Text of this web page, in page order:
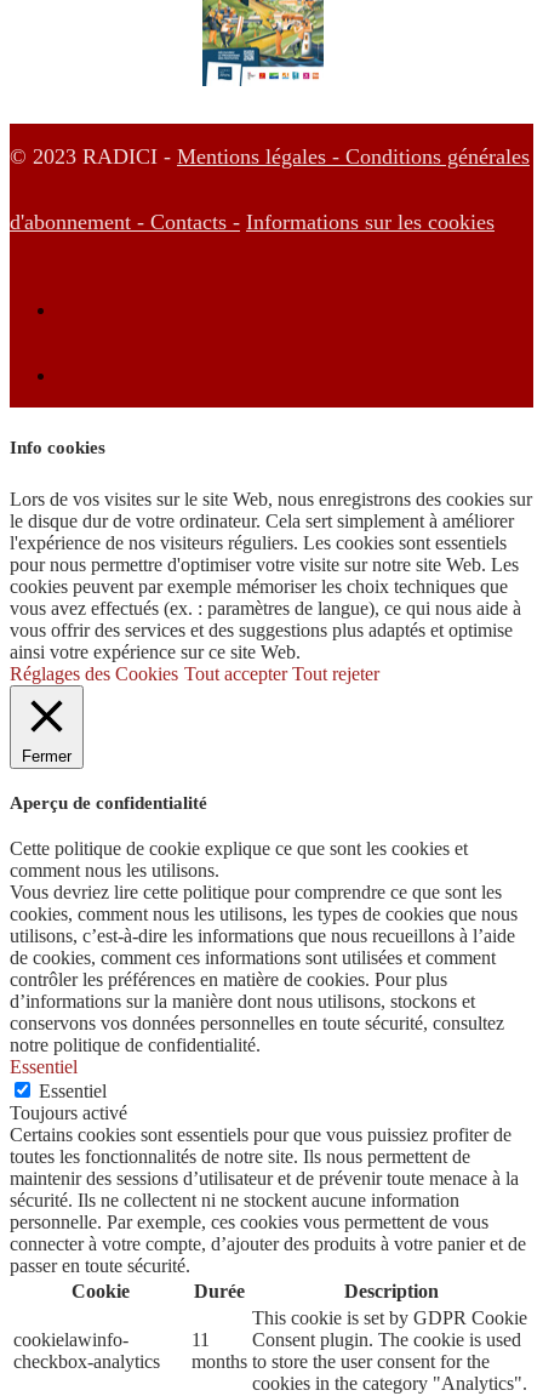
© 2023 RADICI - Mentions légales - Conditions générales
d'abonnement - Contacts - Informations sur les cookies
Info cookies
Lors de vos visites sur le site Web, nous enregistrons des cookies sur
le disque dur de votre ordinateur. Cela sert simplement à améliorer
l'expérience de nos visiteurs réguliers. Les cookies sont essentiels
pour nous permettre d'optimiser votre visite sur notre site Web. Les
cookies peuvent par exemple mémoriser les choix techniques que
vous avez effectués (ex. : paramètres de langue), ce qui nous aide à
vous offrir des services et des suggestions plus adaptés et optimise
ainsi votre expérience sur ce site Web.
Réglages des Cookies Tout accepter Tout rejeter
Fermer
Aperçu de confidentialité
Cette politique de cookie explique ce que sont les cookies et
comment nous les utilisons.
Vous devriez lire cette politique pour comprendre ce que sont les
cookies, comment nous les utilisons, les types de cookies que nous
utilisons, c’est-à-dire les informations que nous recueillons à l’aide
de cookies, comment ces informations sont utilisées et comment
contrôler les préférences en matière de cookies. Pour plus
d’informations sur la manière dont nous utilisons, stockons et
conservons vos données personnelles en toute sécurité, consultez
notre politique de confidentialité.
Essentiel
Essentiel
Toujours activé
Certains cookies sont essentiels pour que vous puissiez profiter de
toutes les fonctionnalités de notre site. Ils nous permettent de
maintenir des sessions d’utilisateur et de prévenir toute menace à la
sécurité. Ils ne collectent ni ne stockent aucune information
personnelle. Par exemple, ces cookies vous permettent de vous
connecter à votre compte, d’ajouter des produits à votre panier et de
passer en toute sécurité.
Cookie
Durée Description
cookielawinfo-
checkbox-analytics
11
months
This cookie is set by GDPR Cookie
Consent plugin. The cookie is used
to store the user consent for the
cookies in the category "Analytics".